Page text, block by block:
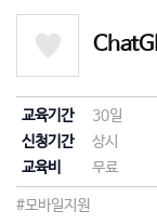
교육기간 30일
신청기간
상시
교육비
무료
#모바일지원